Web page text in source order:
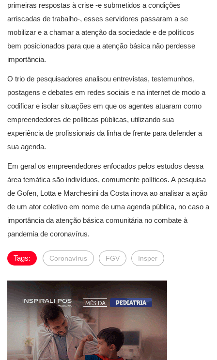
primeiras respostas à crise -e submetidos a condições
arriscadas de trabalho-, esses servidores passaram a se
mobilizar e a chamar a atenção da sociedade e de políticos
bem posicionados para que a atenção básica não perdesse
importância.
O trio de pesquisadores analisou entrevistas, testemunhos,
postagens e debates em redes sociais e na internet de modo a
codificar e isolar situações em que os agentes atuaram como
empreendedores de políticas públicas, utilizando sua
experiência de profissionais da linha de frente para defender a
sua agenda.
Em geral os empreendedores enfocados pelos estudos dessa
área temática são indivíduos, comumente políticos. A pesquisa
de Gofen, Lotta e Marchesini da Costa inova ao analisar a ação
de um ator coletivo em nome de uma agenda pública, no caso a
importância da atenção básica comunitária no combate à
pandemia de coronavírus.
Tags: Coronavírus FGV Insper